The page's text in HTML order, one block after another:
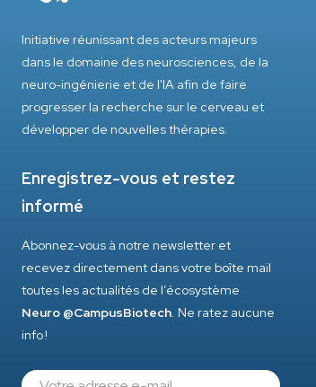
Initiative réunissant des acteurs majeurs
dans le domaine des neurosciences, de la
neuro-ingénierie et de l'IA afin de faire
progresser la recherche sur le cerveau et
développer de nouvelles thérapies.
Enregistrez-vous et restez
informé
Abonnez-vous à notre newsletter et
recevez directement dans votre boîte mail
toutes les actualités de l’écosystème
Neuro @CampusBiotech. Ne ratez aucune
info !